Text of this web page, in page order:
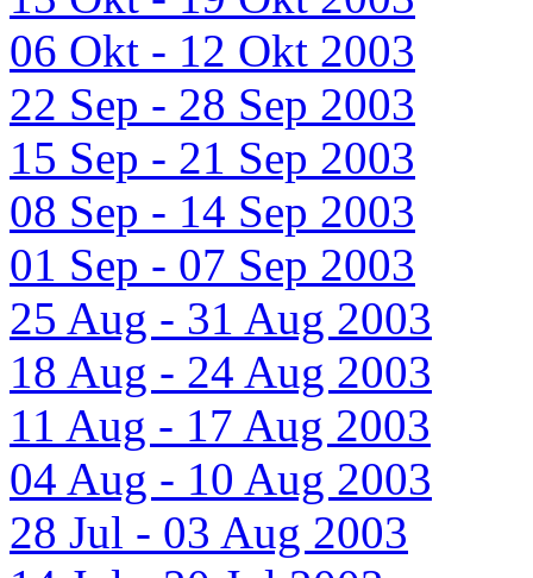
06 Okt - 12 Okt 2003
22 Sep - 28 Sep 2003
15 Sep - 21 Sep 2003
08 Sep - 14 Sep 2003
01 Sep - 07 Sep 2003
25 Aug - 31 Aug 2003
18 Aug - 24 Aug 2003
11 Aug - 17 Aug 2003
04 Aug - 10 Aug 2003
28 Jul - 03 Aug 2003